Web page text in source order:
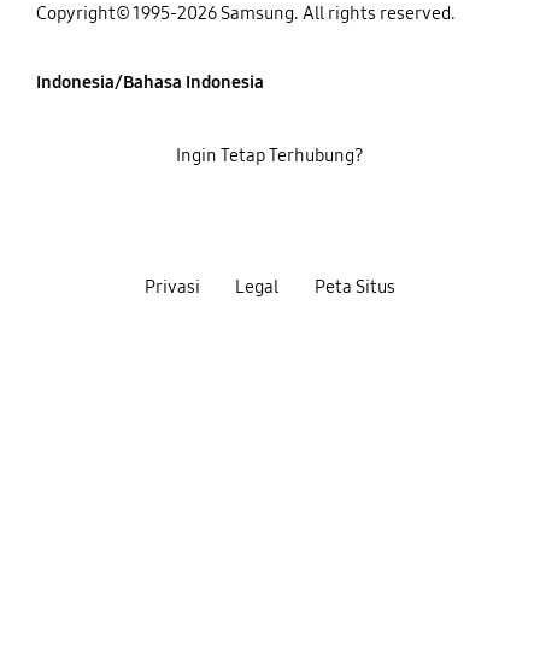
Copyright© 1995-2026 Samsung. All rights reserved.
Indonesia/Bahasa Indonesia
Privasi Legal Peta Situs
Ingin Tetap Terhubung?